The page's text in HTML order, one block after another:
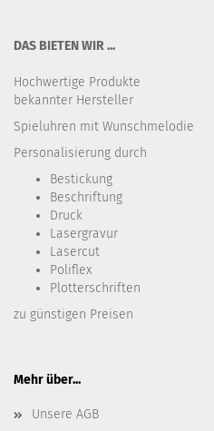
DAS BIETEN WIR ...
Hochwertige Produkte
bekannter Hersteller
Spieluhren mit Wunschmelodie
Personalisierung durch
Bestickung​
Beschriftung
Druck
Lasergravur
Lasercut
Poliflex
Plotterschriften
zu günstigen Preisen
Mehr über...
Unsere AGB